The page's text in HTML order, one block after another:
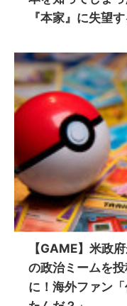
『本家』に失望
【GAME】米政
の政治ミームを
に！海外ファン